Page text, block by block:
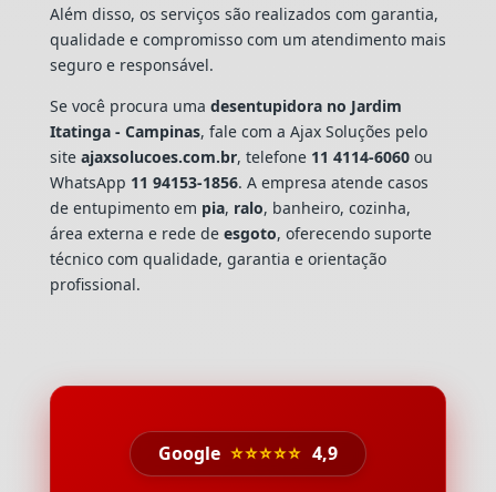
Além disso, os serviços são realizados com garantia,
qualidade e compromisso com um atendimento mais
seguro e responsável.
Se você procura uma desentupidora no Jardim
Itatinga - Campinas, fale com a Ajax Soluções pelo
site ajaxsolucoes.com.br, telefone 11 4114-6060ou
WhatsApp 11 94153-1856. A empresa atende casos
de entupimento em pia, ralo, banheiro, cozinha,
área externa e rede de esgoto, oferecendo suporte
técnico com qualidade, garantia e orientação
profissional.
Google ⭐⭐⭐⭐⭐ 4,9